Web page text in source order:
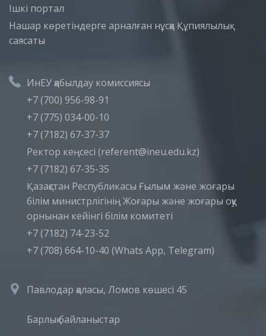
Iшкi портал
Нашар көретіндерге арналған нұсқа Құпиялылық
саясаты
ИнЕУ қабылдау комиссиясы
+7 (700) 956-98-91
+7 (775) 034-00-10
+7 (7182) 67-37-37
Ректор кеңсесі (referent@ineu.edu.kz)
+7 (7182) 67-35-35
Қазақстан Республикасы Ғылым және жоғары
білім министрлігінің Жоғары және жоғары оқу
орнынан кейінгі білім комитеті
+7 (7182) 74-23-52
+7 (708) 664-10-40 (Whats App, Telegram)
Павлодар қаласы, Ломов көшесі 45
Барлық байланыстар